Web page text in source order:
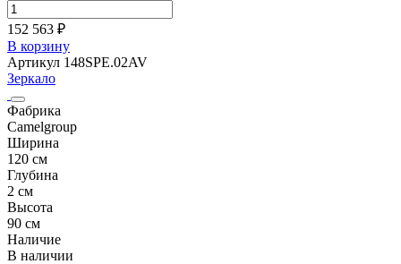
152 563 ₽
В корзину
Артикул 148SPE.02AV
Зеркало
Фабрика
Camelgroup
Ширина
120 см
Глубина
2 см
Высота
90 см
Наличие
В наличии